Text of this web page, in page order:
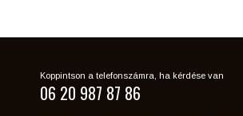
Koppintson a telefonszámra, ha kérdése van
06 20 987 87 86